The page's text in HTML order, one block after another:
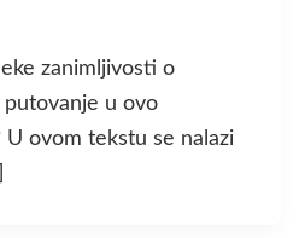
zanimljivosti o
putovanje u ovo
ovom tekstu se nalazi